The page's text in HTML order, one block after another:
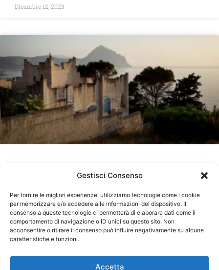
Gestisci Consenso
Per fornire le migliori esperienze, utilizziamo tecnologie come i cookie
per memorizzare e/o accedere alle informazioni del dispositivo. Il
consenso a queste tecnologie ci permetterà di elaborare dati come il
comportamento di navigazione o ID unici su questo sito. Non
acconsentire o ritirare il consenso può influire negativamente su alcune
caratteristiche e funzioni.
Accetta
Dicembre 12, 2023
Dintorni di San Vito lo Capo
LEGGI DI PIÙ
Dicembre 6, 2023